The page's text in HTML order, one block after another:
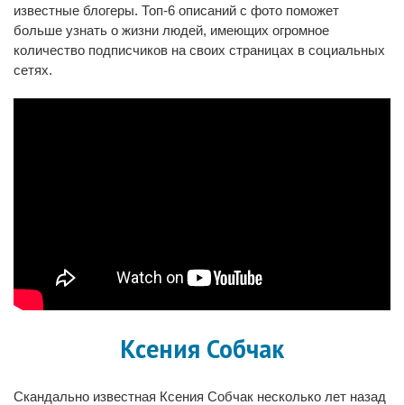
известные блогеры. Топ-6 описаний с фото поможет
больше узнать о жизни людей, имеющих огромное
количество подписчиков на своих страницах в социальных
сетях.
Ксения Собчак
Скандально известная Ксения Собчак несколько лет назад